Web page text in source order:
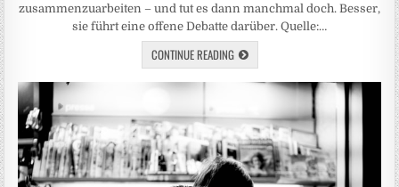
zusammenzuarbeiten – und tut es dann manchmal doch. Besser,
sie führt eine offene Debatte darüber. Quelle:…
CONTINUE READING